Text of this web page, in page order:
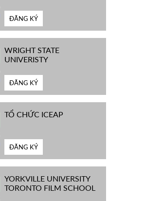
ĐĂNG KÝ
WRIGHT STATE
UNIVERISTY
ĐĂNG KÝ
TỔ CHỨC ICEAP
ĐĂNG KÝ
YORKVILLE UNIVERSITY
TORONTO FILM SCHOOL